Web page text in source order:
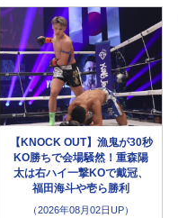
【KNOCK OUT】漁鬼が30秒
KO勝ちで会場騒然！重森陽
太は右ハイ一撃KOで戴冠、
福田海斗や壱ら勝利
（2026年08月02日UP）